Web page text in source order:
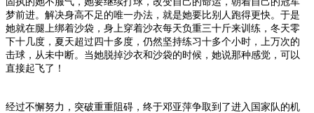
梦前进。解决身高不足的唯一办法，就是她要比别人跑得更快。于是
她就在腿上绑着沙袋，身上穿着沙衣每天负重三十斤来训练，冬天零
下十几度，夏天超过四十多度，仍然坚持练习十多个小时，上万次的
击球，从未中断。当她脱掉沙衣和沙袋的时候，她说那种感觉，可以
直接起飞了！
经过不懈努力，突破重重阻碍，终于邓亚萍争取到了进入国家队的机